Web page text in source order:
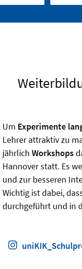
Um Experimente
Lehrer attraktiv zu
jährlich Workshops
Hannover statt. Es
und zur besseren
Wichtig ist dabei,
durchgeführt und in